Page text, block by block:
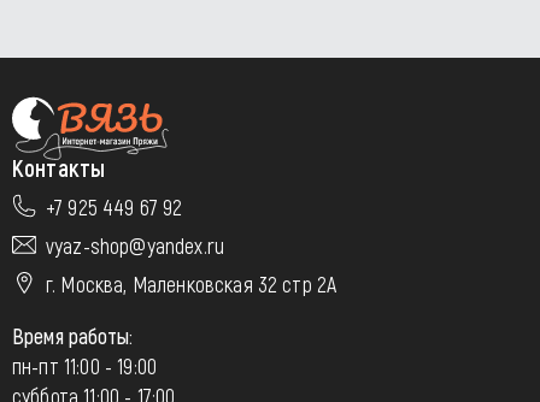
Контакты
+7 925 449 67 92
vyaz-shop@yandex.ru
г. Москва, Маленковская 32 стр 2А
Время работы:
пн-пт 11:00 - 19:00
суббота 11:00 - 17:00